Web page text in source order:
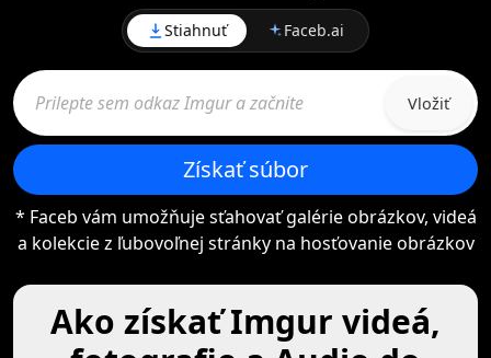
Stiahnuť Faceb.ai
Vložiť
Získať súbor
* Faceb vám umožňuje sťahovať galérie obrázkov, videá
a kolekcie z ľubovoľnej stránky na hosťovanie obrázkov
Ako získať Imgur videá,